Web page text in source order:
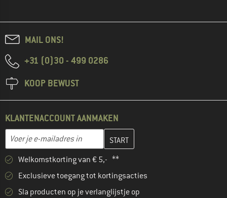
MAIL ONS!
+31 (0)30 - 499 0286
KOOP BEWUST
KLANTENACCOUNT AANMAKEN
E-mailadres
Vul je e-mailadres hier in en maak in de volgende stap je
Welkomstkorting van € 5,- **
Exclusieve toegang tot kortingsacties
Sla producten op je verlanglijstje op